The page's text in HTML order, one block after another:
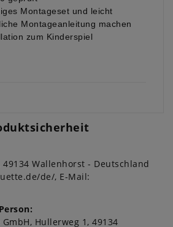
Montageset und leicht
Montageanleitung machen
zum Kinderspiel
49134 Wallenhorst
Deutschland
de/ E-Mail:
Hullerweg 1 49134